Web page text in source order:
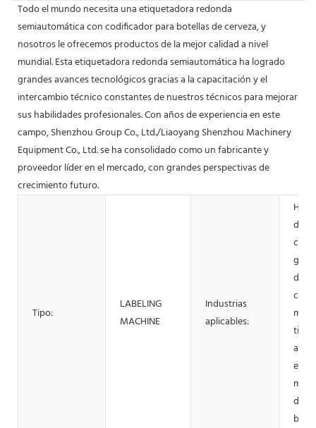
Todo el mundo necesita una etiquetadora redonda
semiautomática con codificador para botellas de cerveza, y
nosotros le ofrecemos productos de la mejor calidad a nivel
mundial. Esta etiquetadora redonda semiautomática ha logrado
grandes avances tecnológicos gracias a la capacitación y el
intercambio técnico constantes de nuestros técnicos para mejorar
sus habilidades profesionales. Con años de experiencia en este
campo, Shenzhou Group Co., Ltd./Liaoyang Shenzhou Machinery
Equipment Co., Ltd. se ha consolidado como un fabricante y
proveedor líder en el mercado, con grandes perspectivas de
crecimiento futuro.
Tipo:
LABELING
MACHINE
Industrias
aplicables:
de
de